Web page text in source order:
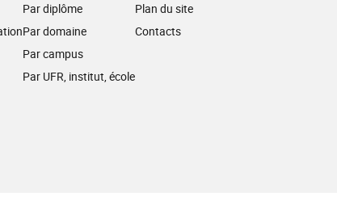
Par diplôme
Par domaine
Par campus
Par UFR, institut, école
Plan du site
Contacts